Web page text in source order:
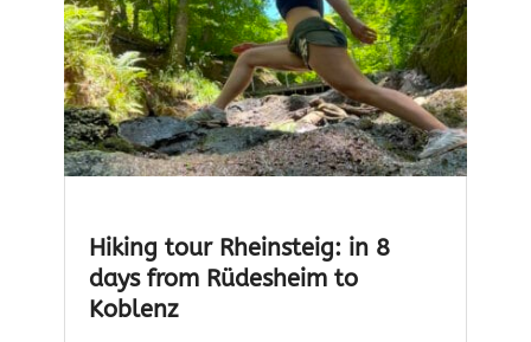
Hiking tour Rheinsteig: in 8
days from Rüdesheim to
Koblenz